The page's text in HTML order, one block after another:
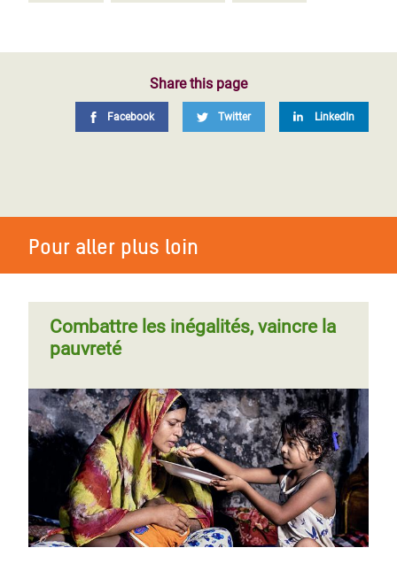
Share this page
Facebook Twitter LinkedIn
Pour aller plus loin
Combattre les inégalités, vaincre la
pauvreté